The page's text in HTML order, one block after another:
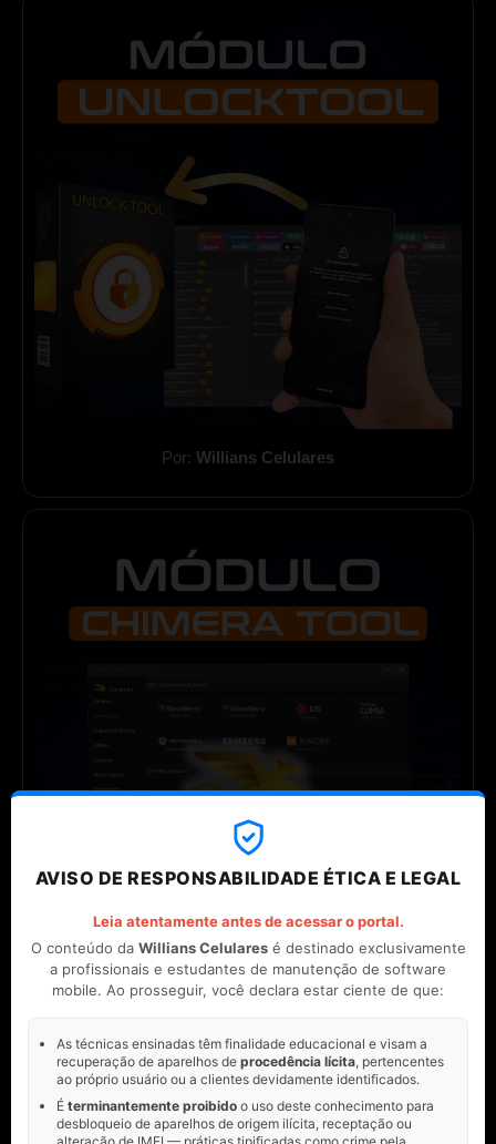
Por: Willians Celulares
Por:Willians Celulares
AVISO DE RESPONSABILIDADE ÉTICA E LEGAL
Leia atentamente antes de acessar o portal.
O conteúdo da Willians Celularesé destinado exclusivamente
a profissionais e estudantes de manutenção de software
mobile. Ao prosseguir, você declara estar ciente de que:
As técnicas ensinadas têm finalidade educacional e visam a
recuperação de aparelhos de procedência lícita, pertencentes
ao próprio usuário ou a clientes devidamente identificados.
É terminantemente proibido o uso deste conhecimento para
desbloqueio de aparelhos de origem ilícita, receptação ou
alteração de IMEI — práticas tipificadas como crime pela